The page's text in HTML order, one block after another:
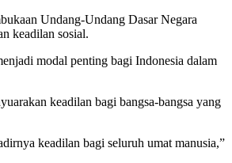
Undang-Undang Dasar Negara
keadilan sosial.
modal penting bagi Indonesia dalam
keadilan bagi bangsa-bangsa yang
keadilan bagi seluruh umat manusia,”